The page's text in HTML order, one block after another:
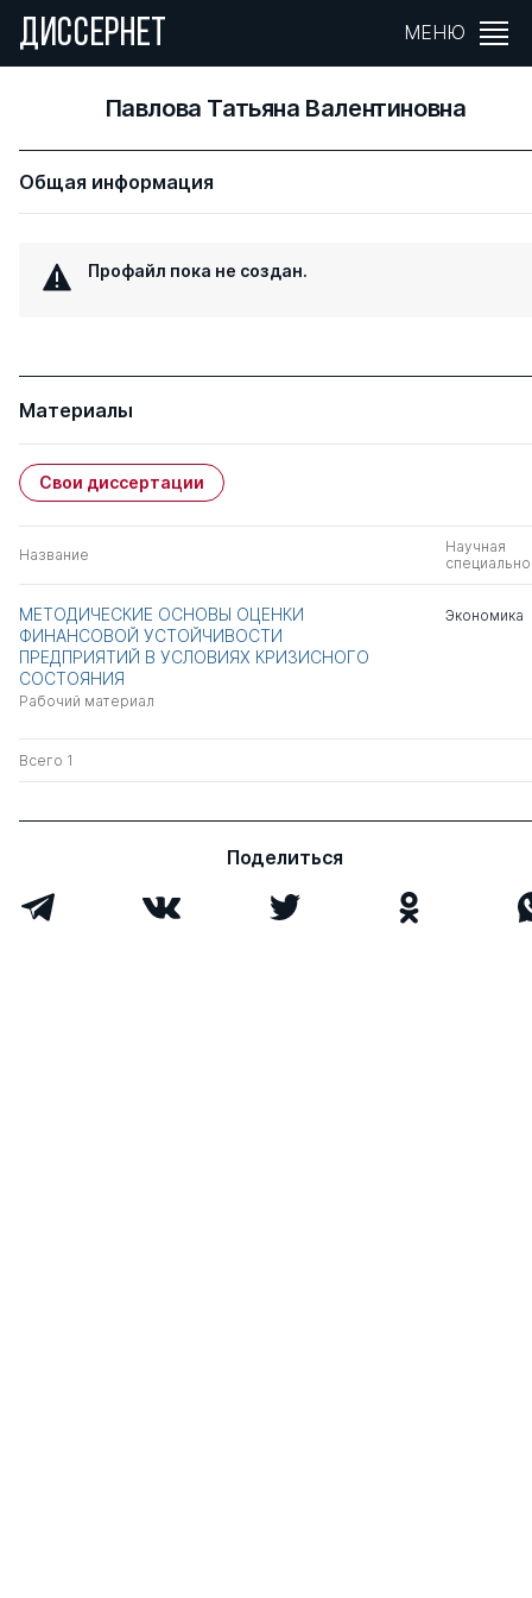
ДИССЕРНЕТ МЕНЮ
Павлова Татьяна Валентиновна
Общая информация
Профайл пока не создан.
Материалы
Свои диссертации
Название
Научная
МЕТОДИЧЕСКИЕ ОСНОВЫ ОЦЕНКИ
ФИНАНСОВОЙ УСТОЙЧИВОСТИ
ПРЕДПРИЯТИЙ В УСЛОВИЯХ КРИЗИСНОГО
СОСТОЯНИЯ
Рабочий материал
Экономика
Всего 1
Поделиться